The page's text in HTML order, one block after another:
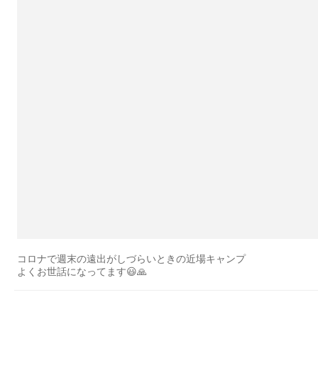
コロナで週末の遠出がしづらいときの近場キャンプ
よくお世話になってます😃🙏